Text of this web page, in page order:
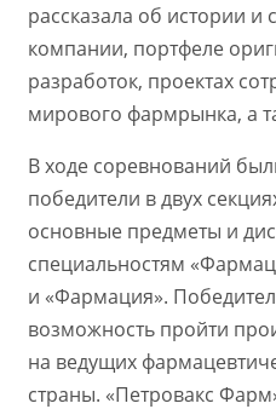
рассказала об истории и
компании, портфеле
разработок, проектах
мирового фармрынка, а
В ходе соревнований
победители в двух
основные предметы и
специальностям
и «Фармация».
возможность пройти
на ведущих
страны. «Петровакс